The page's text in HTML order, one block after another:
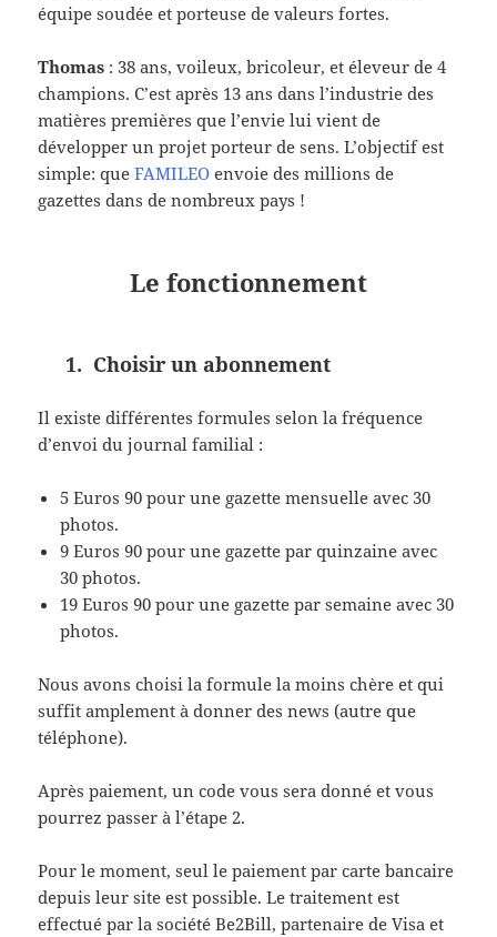
équipe soudée et porteuse de valeurs fortes.
Thomas : 38 ans, voileux, bricoleur, et éleveur de 4
champions. C’est après 13 ans dans l’industrie des
matières premières que l’envie lui vient de
développer un projet porteur de sens. L’objectif est
simple: queFAMILEO envoie des millions de
gazettes dans de nombreux pays !
Le fonctionnement
1. Choisir un abonnement
Il existe différentes formules selon la fréquence
d’envoi du journal familial :
5 Euros 90 pour une gazette mensuelle avec 30
photos.
9 Euros 90 pour une gazette par quinzaine avec
30 photos.
19 Euros 90 pour une gazette par semaine avec 30
photos.
Nous avons choisi la formule la moins chère et qui
suffit amplement à donner des news (autre que
téléphone).
Après paiement, un code vous sera donné et vous
pourrez passer à l’étape 2.
Pour le moment, seul le paiement par carte bancaire
depuis leur site est possible. Le traitement est
effectué par la société Be2Bill, partenaire de Visa et